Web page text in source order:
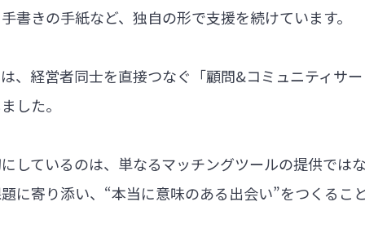
書きの手紙など、独自の形で支援を続けています。
、経営者同士を直接つなぐ「顧問&コミュニティサ
した。
しているのは、単なるマッチングツールの提供では
に寄り添い、“本当に意味のある出会い”をつくるこ